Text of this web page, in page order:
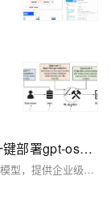
【新模型速递】PAI-Model Gallery云上一键部署gpt-oss系列模型
阿里云 PAI-Model Gallery 已同步接入 gpt-oss 系列模型，提供企业级部署方案。